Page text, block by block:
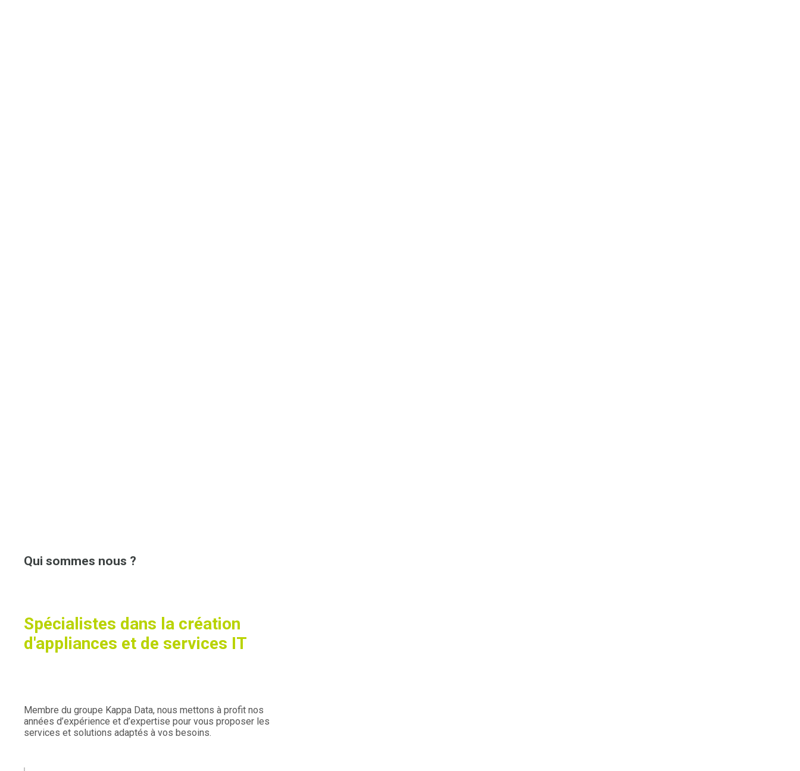
Qui sommes nous ?
Spécialistes dans la création
d'appliances et de services IT
Membre du groupe Kappa Data, nous mettons à profit nos
années d’expérience et d’expertise pour vous proposer les
services et solutions adaptés à vos besoins.